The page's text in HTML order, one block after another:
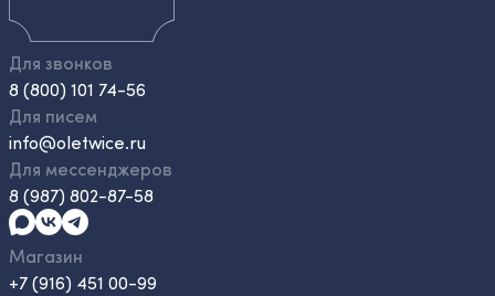
Для звонков
8 (800) 101 74-56
Для писем
info@oletwice.ru
Для мессенджеров
8 (987) 802-87-58
Магазин
+7 (916) 451 00-99